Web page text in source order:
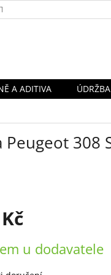
A ADITIVA
308
u dodavatele